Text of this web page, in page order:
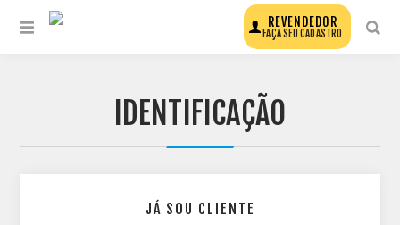
REVENDEDOR
FAÇA SEU CADASTRO
IDENTIFICAÇÃO
JÁ SOU CLIENTE